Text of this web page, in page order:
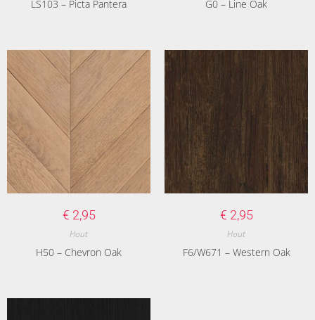
LS103 – Picta Pantera G0 – Line Oak
€ 2,95
Hout
H50 – Chevron Oak
€ 2,95
Hout
F6/W671 – Western Oak